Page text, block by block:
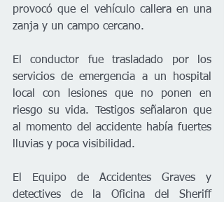
provocó que el vehículo callera en una
zanja y un campo cercano.
El conductor fue trasladado por los
servicios de emergencia a un hospital
local con lesiones que no ponen en
riesgo su vida. Testigos señalaron que
al momento del accidente había fuertes
lluvias y poca visibilidad.
El Equipo de Accidentes Graves y
detectives de la Oficina del Sheriff